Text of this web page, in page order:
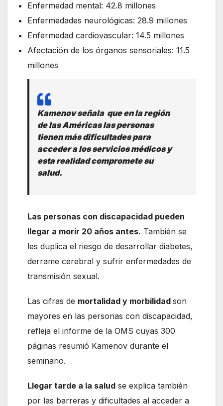
Enfermedad mental: 42.8 millones
Enfermedades neurológicas: 28.9 millones
Enfermedad cardiovascular: 14.5 millones
Afectación de los órganos sensoriales: 11.5
millones
Kamenov señala que en la región
de las Américas las personas
tienen más dificultades para
acceder a los servicios médicos y
esta realidad compromete su
salud.
Las personas con discapacidad pueden
llegar a morir 20 años antes. También se
les duplica el riesgo de desarrollar diabetes,
derrame cerebral y sufrir enfermedades de
transmisión sexual.
Las cifras de mortalidad y morbilidad son
mayores en las personas con discapacidad,
refleja el informe de la OMS cuyas 300
páginas resumió Kamenov durante el
seminario.
Llegar tarde a la salud se explica también
por las barreras y dificultades al acceder a